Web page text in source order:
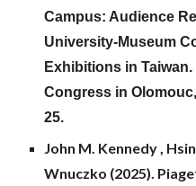
Campus: Audience
University-Museum
Exhibitions in Taiwan.
Congress in
25.
John M. Kennedy ,
Wnuczko (2025).